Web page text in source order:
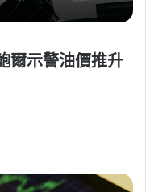
爾示警油價推升